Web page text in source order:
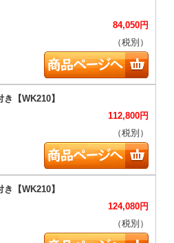
84,050円
（税別）
112,800円
（税別）
124,080円
（税別）